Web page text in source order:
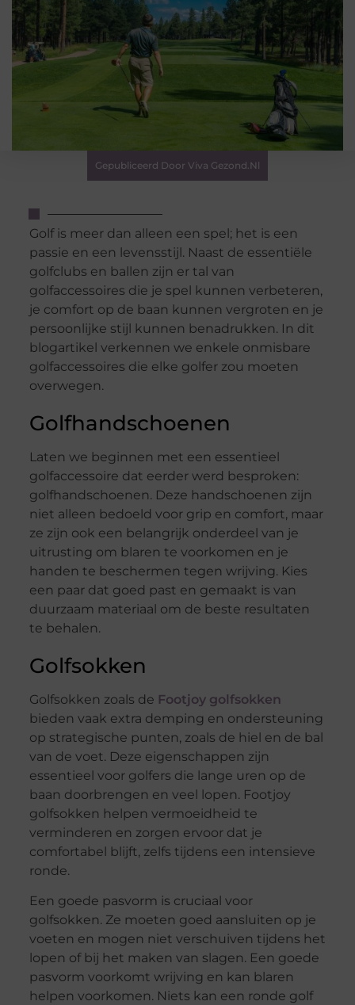
Gepubliceerd Door Viva Gezond.nl
Golf is meer dan alleen een spel; het is een
passie en een levensstijl. Naast de essentiële
golfclubs en ballen zijn er tal van
golfaccessoires die je spel kunnen verbeteren,
je comfort op de baan kunnen vergroten en je
persoonlijke stijl kunnen benadrukken. In dit
blogartikel verkennen we enkele onmisbare
golfaccessoires die elke golfer zou moeten
overwegen.
Golfhandschoenen
Laten we beginnen met een essentieel
golfaccessoire dat eerder werd besproken:
golfhandschoenen. Deze handschoenen zijn
niet alleen bedoeld voor grip en comfort, maar
ze zijn ook een belangrijk onderdeel van je
uitrusting om blaren te voorkomen en je
handen te beschermen tegen wrijving. Kies
een paar dat goed past en gemaakt is van
duurzaam materiaal om de beste resultaten
te behalen.
Golfsokken
Golfsokken zoals de Footjoy golfsokken
bieden vaak extra demping en ondersteuning
op strategische punten, zoals de hiel en de bal
van de voet. Deze eigenschappen zijn
essentieel voor golfers die lange uren op de
baan doorbrengen en veel lopen. Footjoy
golfsokken helpen vermoeidheid te
verminderen en zorgen ervoor dat je
comfortabel blijft, zelfs tijdens een intensieve
ronde.
Een goede pasvorm is cruciaal voor
golfsokken. Ze moeten goed aansluiten op je
voeten en mogen niet verschuiven tijdens het
lopen of bij het maken van slagen. Een goede
pasvorm voorkomt wrijving en kan blaren
helpen voorkomen. Niets kan een ronde golf